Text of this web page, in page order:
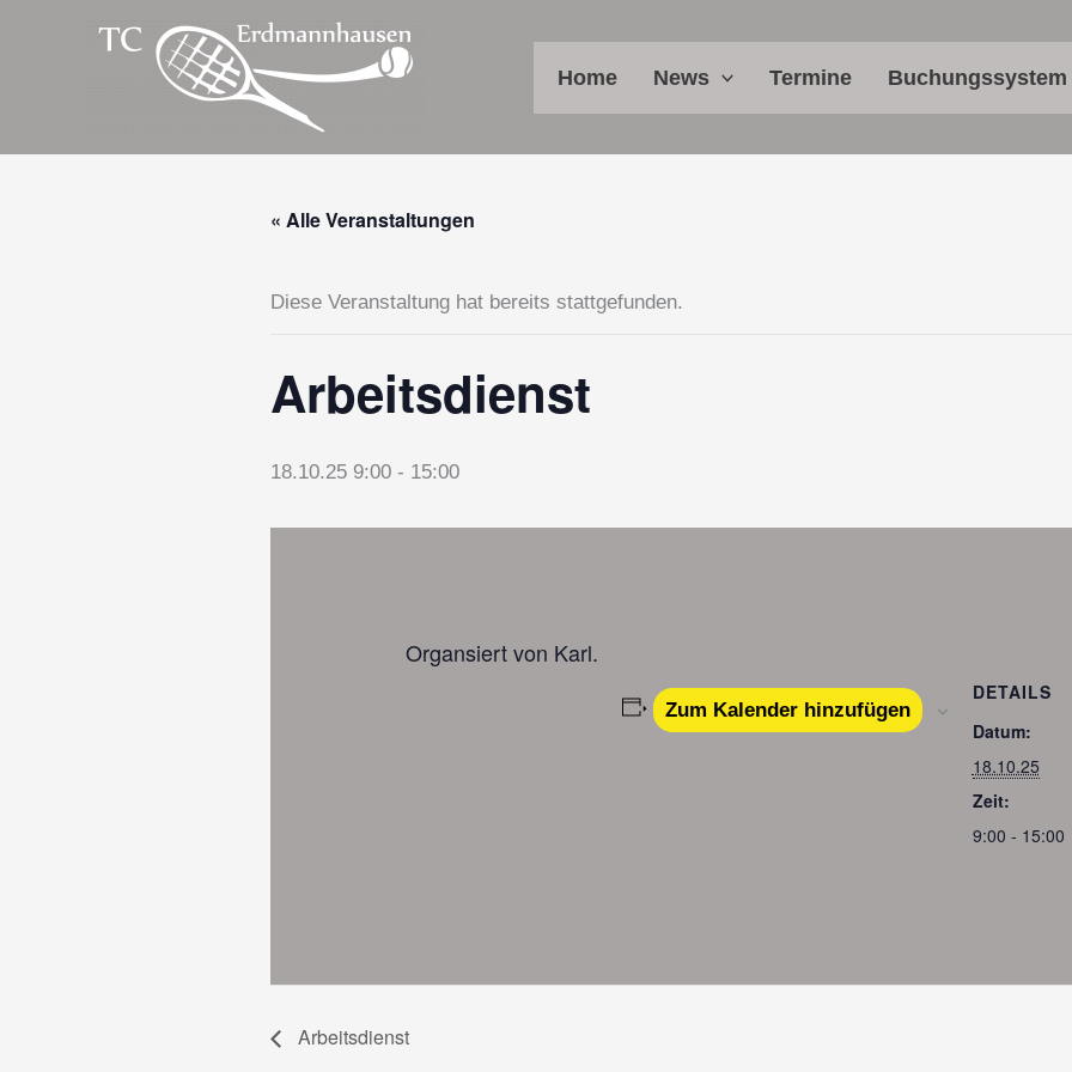
Home News Termine Buchungssystem
« Alle Veranstaltungen
Diese Veranstaltung hat bereits stattgefunden.
Arbeitsdienst
18.10.25 9:00- 15:00
Organsiert von Karl.
Zum Kalender hinzufügen
DETAILS
Datum:
18.10.25
Zeit:
9:00 - 15:00
Arbeitsdienst